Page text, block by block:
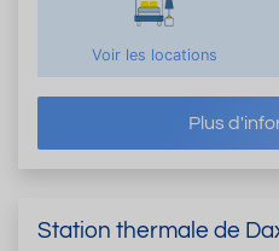
Voir les locations
Plus
Station thermale de